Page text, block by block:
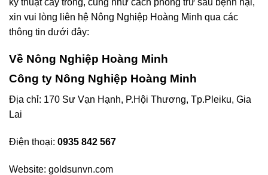
kỹ thuật cây trồng, cũng như cách phòng trừ sâu bệnh hại,
xin vui lòng liên hệ Nông Nghiệp Hoàng Minh qua các
thông tin dưới đây:
Về Nông Nghiệp Hoàng Minh
Công ty Nông Nghiệp Hoàng Minh
Địa chỉ: 170 Sư Vạn Hạnh, P.Hội Thương, Tp.Pleiku, Gia
Lai
Điện thoại: 0935 842 567
Website: goldsunvn.com